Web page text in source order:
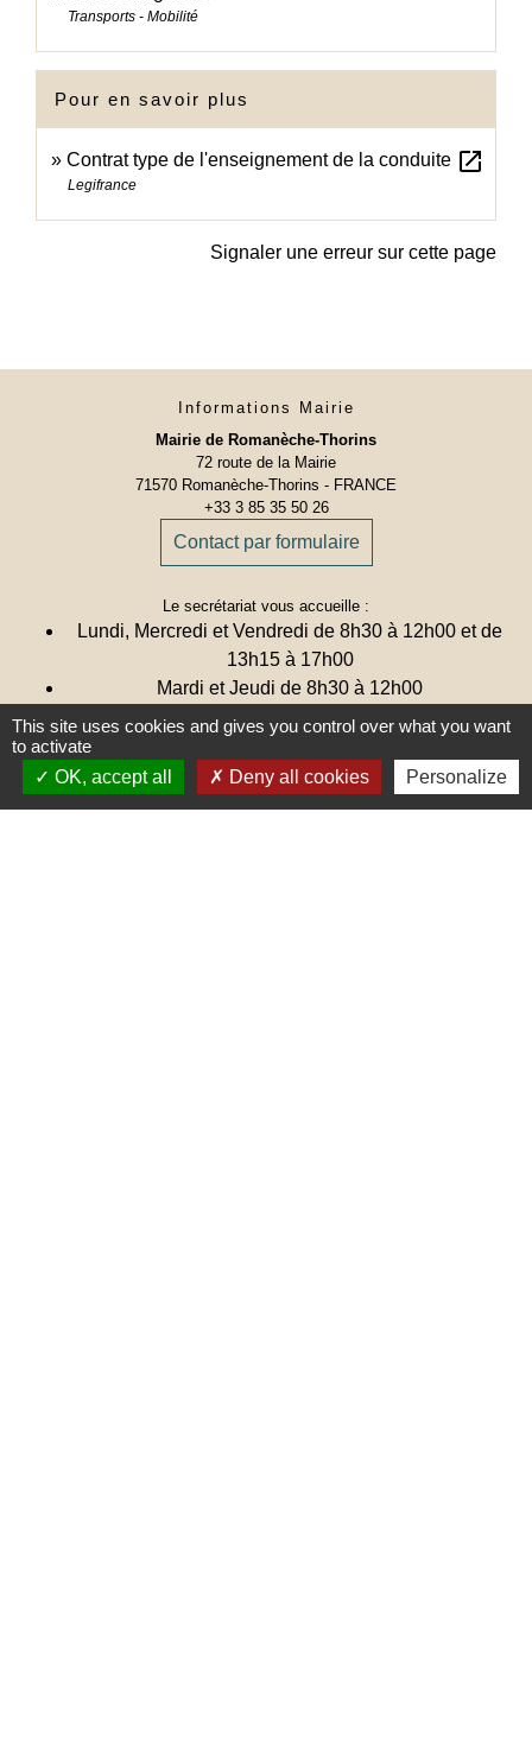
Transports - Mobilité
Pour en savoir plus
Contrat type de l'enseignement de la conduite open_in_new
Legifrance
Signaler une erreur sur cette page
Informations Mairie
Mairie de Romanèche-Thorins
72 route de la Mairie
71570 Romanèche-Thorins - FRANCE
+33 3 85 35 50 26
Contact par formulaire
Le secrétariat vous accueille :
Lundi, Mercredi et Vendredi de 8h30 à 12h00 et de
13h15 à 17h00
Mardi et Jeudi de 8h30 à 12h00
Certains samedi matin de 9h00 à 12h00
(Permanences)
Une remarque ? Une suggestion ?
This site uses cookies and gives you control over what you want
to activate
OK, accept all
Deny all cookies Personalize